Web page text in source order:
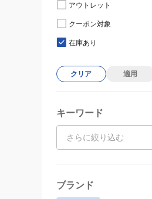
ト
アウトレット
クーポン対象
在庫あり
クリア 適用
キーワード
ブランド